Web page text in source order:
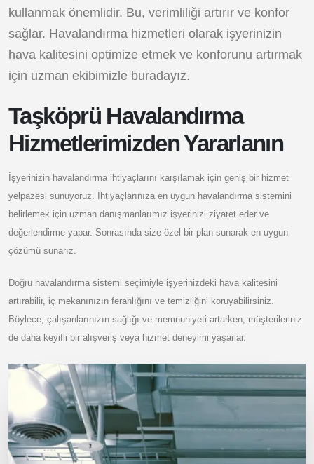
kullanmak önemlidir. Bu, verimliliği artırır ve konfor
sağlar. Havalandırma hizmetleri olarak işyerinizin
hava kalitesini optimize etmek ve konforunu artırmak
için uzman ekibimizle buradayız.
Taşköprü Havalandırma
Hizmetlerimizden Yararlanın
İşyerinizin havalandırma ihtiyaçlarını karşılamak için geniş bir hizmet
yelpazesi sunuyoruz. İhtiyaçlarınıza en uygun havalandırma sistemini
belirlemek için uzman danışmanlarımız işyerinizi ziyaret eder ve
değerlendirme yapar. Sonrasında size özel bir plan sunarak en uygun
çözümü sunarız.
Doğru havalandırma sistemi seçimiyle işyerinizdeki hava kalitesini
artırabilir, iç mekanınızın ferahlığını ve temizliğini koruyabilirsiniz.
Böylece, çalışanlarınızın sağlığı ve memnuniyeti artarken, müşterileriniz
de daha keyifli bir alışveriş veya hizmet deneyimi yaşarlar.